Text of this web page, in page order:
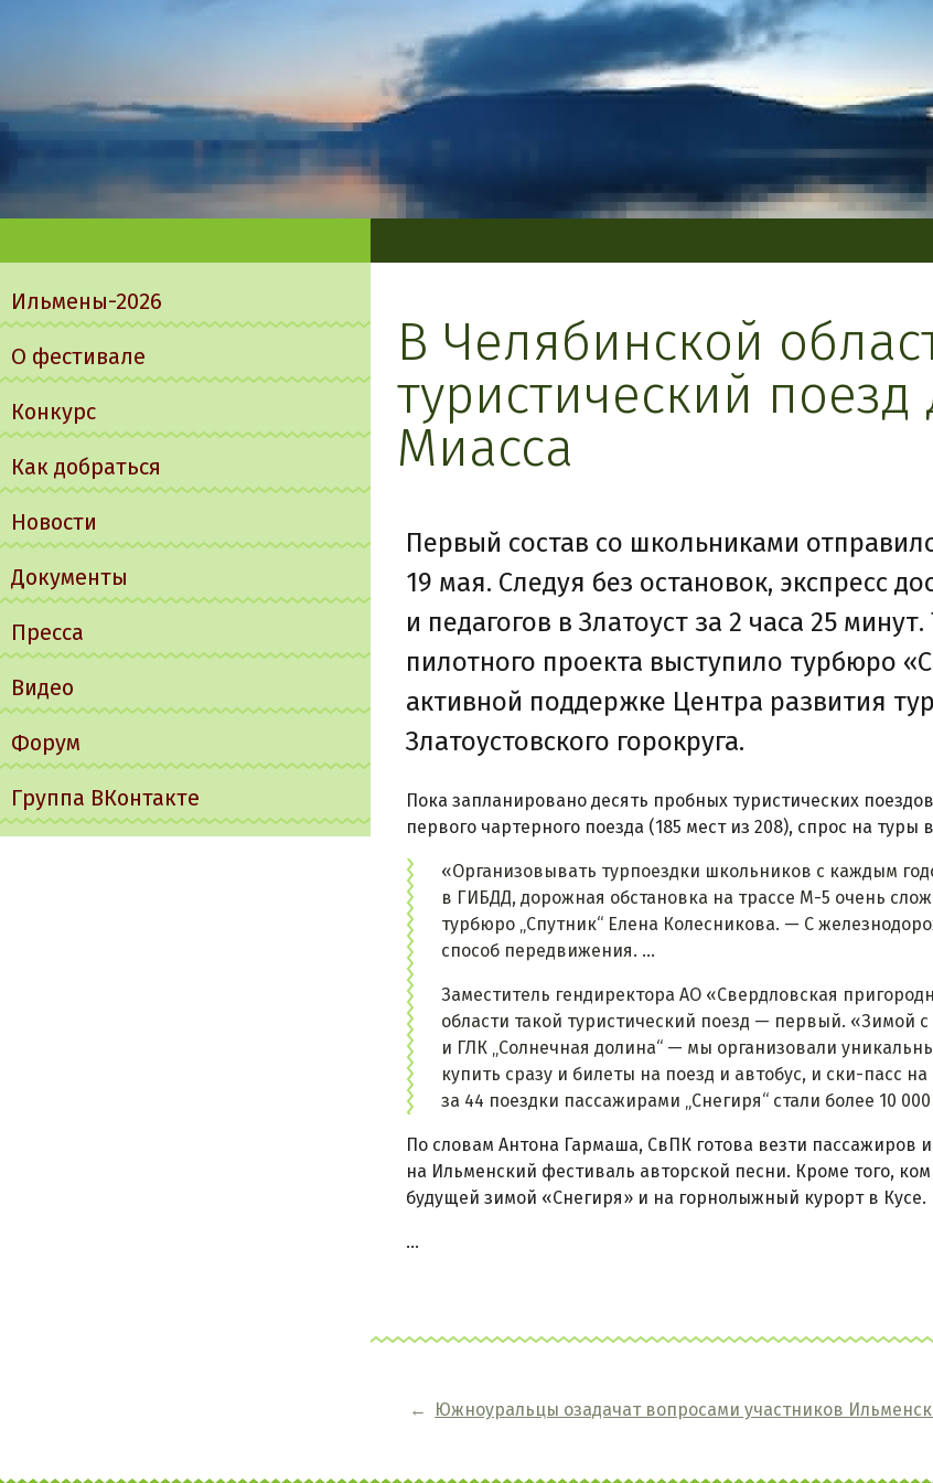
меню
Ильмены-2026
О фестивале
Конкурс
Как добраться
Новости
Документы
Пресса
Видео
Форум
Группа ВКонтакте
В Челябинской
туристический поезд
Миасса
Первый состав со школьниками
19 мая. Следуя без остановок, экспресс
и педагогов в Златоуст за 2 часа 25
пилотного проекта выступило турбюро
активной поддержке Центра развития
Златоустовского горокруга.
Пока запланировано десять пробных туристических
первого чартерного поезда (185 мест из 208), спрос на
«Организовывать турпоездки школьников с каждым
в ГИБДД, дорожная обстановка на трассе М-5 очень
турбюро „Спутник“ Елена Колесникова. — С
способ передвижения. ...
Заместитель гендиректора АО «Свердловская
области такой туристический поезд — первый.
и ГЛК „Солнечная долина“ — мы организовали
купить сразу и билеты на поезд и автобус, и ски-пасс
за 44 поездки пассажирами „Снегиря“ стали более 10
По словам Антона Гармаша, СвПК готова везти
на Ильменский фестиваль авторской песни. Кроме того,
будущей зимой «Снегиря» и на горнолыжный курорт в Кусе.
...
← Южноуральцы озадачат вопросами участников